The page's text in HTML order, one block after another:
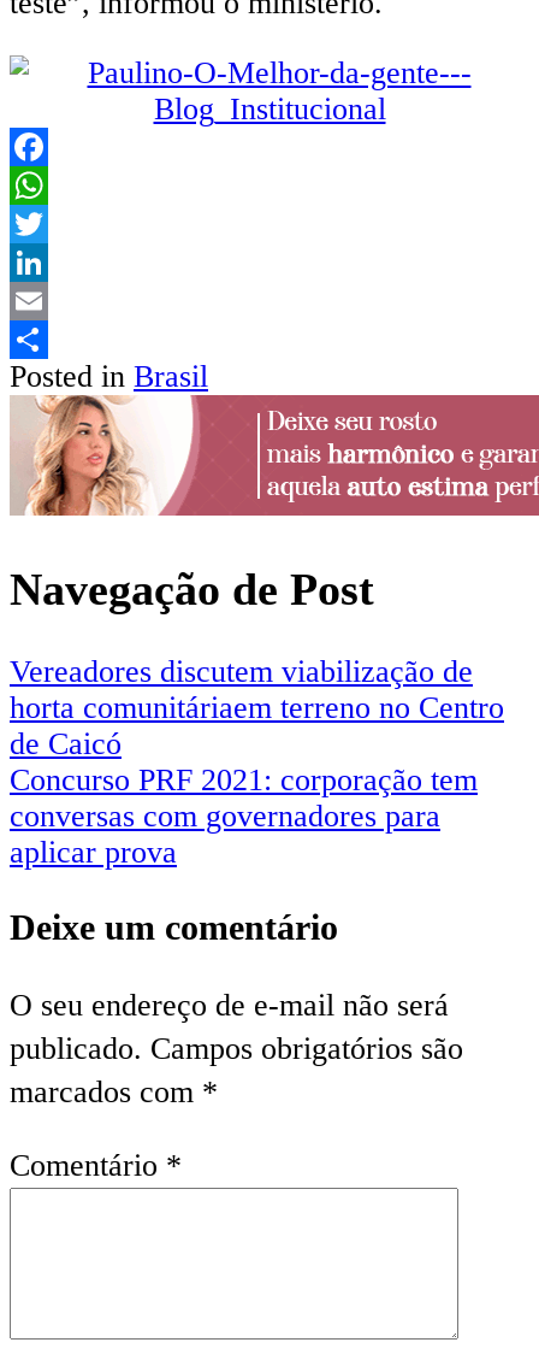
Facebook
WhatsApp
Twitter
LinkedIn
Email
Share
Posted in Brasil
Navegação de Post
Vereadores discutem viabilização de
horta comunitáriaem terreno no Centro
de Caicó
Concurso PRF 2021: corporação tem
conversas com governadores para
aplicar prova
Deixe um comentário
O seu endereço de e-mail não será
publicado. Campos obrigatórios são
marcados com *
Comentário *